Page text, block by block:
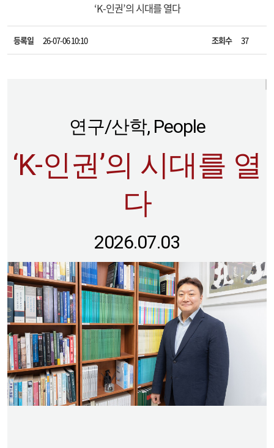
‘K-인권’의 시대를 열다
등록일 26-07-06 10:10 조회수 37
연구/산학, People
‘K-인권’의 시대를 열
다
2026.07.03